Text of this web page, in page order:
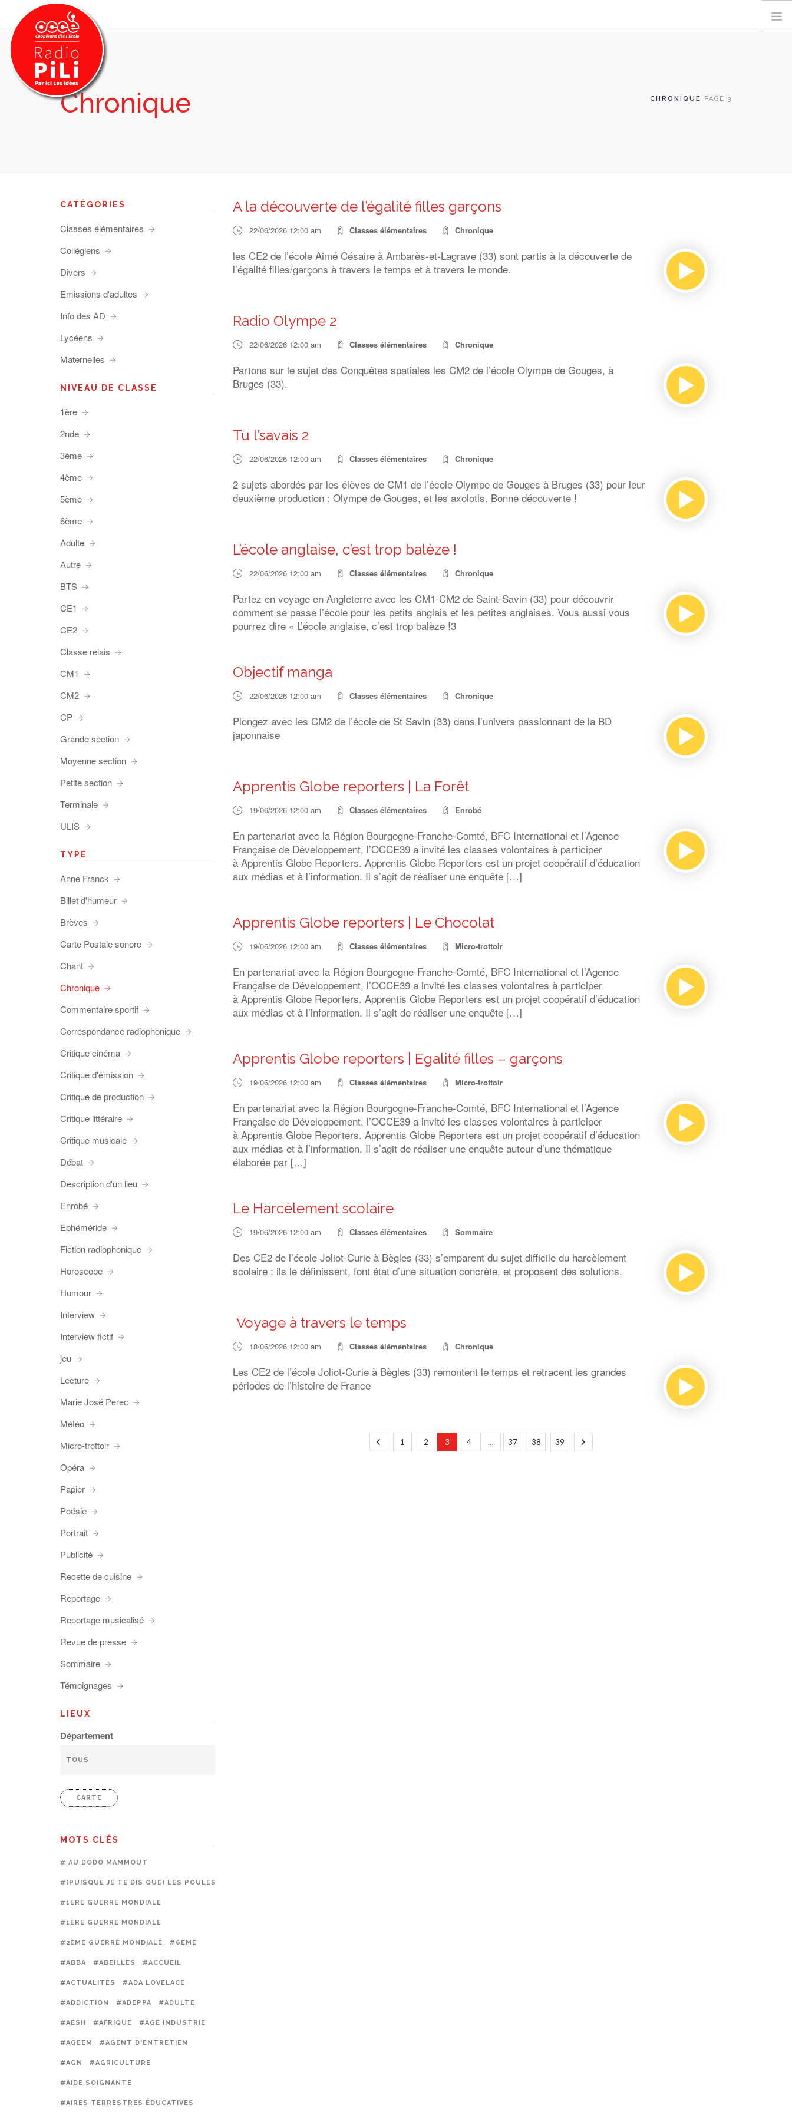
PRÉSENTATION
GRILLE DES PROGRAMMES
RECHERCHER
Chronique CHRONIQUE PAGE 3
A la découverte de l’égalité filles garçons
22/06/2026 12:00 am Classes élémentaires Chronique
les CE2 de l’école Aimé Césaire à Ambarès-et-Lagrave (33) sont partis à la découverte de
l’égalité filles/garçons à travers le temps et à travers le monde.
Radio Olympe 2
22/06/2026 12:00 am Classes élémentaires Chronique
Partons sur le sujet des Conquêtes spatiales les CM2 de l’école Olympe de Gouges, à
Bruges (33).
Tu l’savais 2
22/06/2026 12:00 am Classes élémentaires Chronique
2 sujets abordés par les élèves de CM1 de l’école Olympe de Gouges à Bruges (33) pour leur
deuxième production : Olympe de Gouges, et les axolotls. Bonne découverte !
L’école anglaise, c’est trop balèze !
22/06/2026 12:00 am Classes élémentaires Chronique
Partez en voyage en Angleterre avec les CM1-CM2 de Saint-Savin (33) pour découvrir
comment se passe l’école pour les petits anglais et les petites anglaises. Vous aussi vous
pourrez dire « L’école anglaise, c’est trop balèze !3
Objectif manga
22/06/2026 12:00 am Classes élémentaires Chronique
Plongez avec les CM2 de l’école de St Savin (33) dans l’univers passionnant de la BD
japonnaise
Apprentis Globe reporters | La Forêt
19/06/2026 12:00 am Classes élémentaires Enrobé
En partenariat avec la Région Bourgogne-Franche-Comté, BFC International et l’Agence
Française de Développement, l’OCCE39 a invité les classes volontaires à participer
à Apprentis Globe Reporters. Apprentis Globe Reporters est un projet coopératif d’éducation
aux médias et à l’information. Il s’agit de réaliser une enquête […]
Apprentis Globe reporters | Le Chocolat
19/06/2026 12:00 am Classes élémentaires Micro-trottoir
En partenariat avec la Région Bourgogne-Franche-Comté, BFC International et l’Agence
Française de Développement, l’OCCE39 a invité les classes volontaires à participer
à Apprentis Globe Reporters. Apprentis Globe Reporters est un projet coopératif d’éducation
aux médias et à l’information. Il s’agit de réaliser une enquête […]
Apprentis Globe reporters | Egalité filles – garçons
19/06/2026 12:00 am Classes élémentaires Micro-trottoir
En partenariat avec la Région Bourgogne-Franche-Comté, BFC International et l’Agence
Française de Développement, l’OCCE39 a invité les classes volontaires à participer
à Apprentis Globe Reporters. Apprentis Globe Reporters est un projet coopératif d’éducation
aux médias et à l’information. Il s’agit de réaliser une enquête autour d’une thématique
élaborée par […]
Le Harcèlement scolaire
19/06/2026 12:00 am Classes élémentaires Sommaire
Des CE2 de l’école Joliot-Curie à Bègles (33) s’emparent du sujet difficile du harcèlement
scolaire : ils le définissent, font état d’une situation concrète, et proposent des solutions.
Voyage à travers le temps
18/06/2026 12:00 am Classes élémentaires Chronique
Les CE2 de l’école Joliot-Curie à Bègles (33) remontent le temps et retracent les grandes
périodes de l’histoire de France
1 2 3 4 … 37 38 39
CATÉGORIES
Classes élémentaires
Collégiens
Divers
Emissions d'adultes
Info des AD
Lycéens
Maternelles
NIVEAU DE CLASSE
1ère
2nde
3ème
4ème
5ème
6ème
Adulte
Autre
BTS
CE1
CE2
Classe relais
CM1
CM2
CP
Grande section
Moyenne section
Petite section
Terminale
ULIS
TYPE
Anne Franck
Billet d'humeur
Brèves
Carte Postale sonore
Chant
Chronique
Commentaire sportif
Correspondance radiophonique
Critique cinéma
Critique d'émission
Critique de production
Critique littéraire
Critique musicale
Débat
Description d'un lieu
Enrobé
Ephéméride
Fiction radiophonique
Horoscope
Humour
Interview
Interview fictif
jeu
Lecture
Marie José Perec
Météo
Micro-trottoir
Opéra
Papier
Poésie
Portrait
Publicité
Recette de cuisine
Reportage
Reportage musicalisé
Revue de presse
Sommaire
Témoignages
LIEUX
Département
CARTE
MOTS CLÉS
# AU DODO MAMMOUT
#(PUISQUE JE TE DIS QUE) LES POULES PRÉFÈRENT LES CAGES
#1ERE GUERRE MONDIALE
#1ÈRE GUERRE MONDIALE
#2ÈME GUERRE MONDIALE #6ÈME
#ABBA #ABEILLES #ACCUEIL
#ACTUALITÉS #ADA LOVELACE
#ADDICTION #ADEPPA #ADULTE
#AESH #AFRIQUE #ÂGE INDUSTRIE
#AGEEM #AGENT D'ENTRETIEN
#AGN #AGRICULTURE
#AIDE SOIGNANTE
#AIRES TERRESTRES ÉDUCATIVES